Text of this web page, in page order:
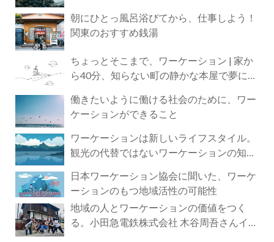
朝にひとっ風呂浴びてから、仕事しよう！
関東のおすすめ銭湯
ちょっとそこまで、ワーケーション | 家か
ら40分、知らない町の静かな本屋で夢に近
働きたいように働ける社会のために、ワー
ケーションができること
ワーケーションは新しいライフスタイル。
観光の代替ではないワーケーションの知ら
日本ワーケーション協会に聞いた、ワーケ
ーションのもつ地域活性の可能性
地域の人とワーケーションの価値をつく
る。小田急電鉄株式会社 木谷周吾さんイン